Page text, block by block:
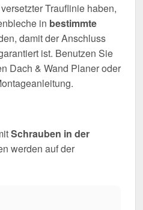
Trauflinie haben,
in bestimmte
damit der Anschluss
ist. Benutzen Sie
Dach & Wand Planer oder
Schrauben in der
werden auf der